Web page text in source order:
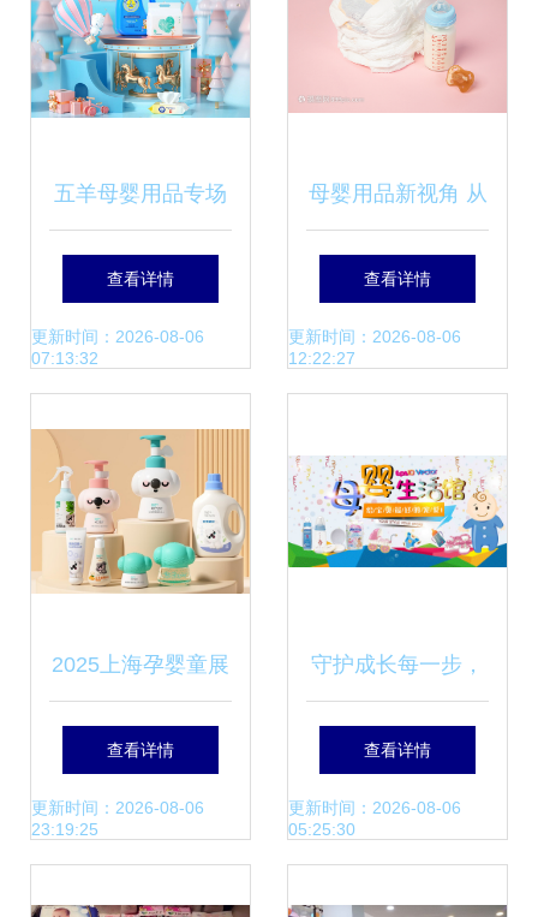
五羊母婴用品专场
匠心品质，守护每
一个初生的温柔时
查看详情
更新时间：2026-08-06
07:13:32
母婴用品新视角 从
尿布奶瓶到科学育
儿的人文关怀
查看详情
更新时间：2026-08-06
12:22:27
2025上海孕婴童展
暨第24届CBME盛
会 母婴用品行业新
查看详情
更新时间：2026-08-06
23:19:25
守护成长每一步，
母婴好物伴你行
查看详情
更新时间：2026-08-06
05:25:30